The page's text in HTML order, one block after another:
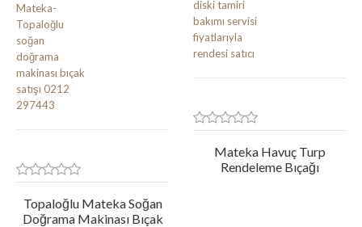
Topaloğlu Mateka Soğan
Doğrama Makinası Bıçak
Mateka Havuç Turp
Rendeleme Bıçağı